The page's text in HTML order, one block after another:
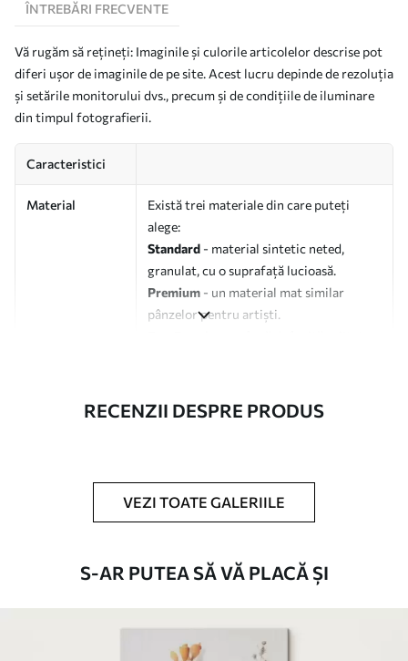
ÎNTREBĂRI FRECVENTE
Vă rugăm să rețineți: Imaginile și culorile articolelor descrise pot
diferi ușor de imaginile de pe site. Acest lucru depinde de rezoluția
și setările monitorului dvs., precum și de condițiile de iluminare
din timpul fotografierii.
Caracteristici
Material
Există trei materiale din care puteți
alege:
Standard - material sintetic neted,
granulat, cu o suprafață lucioasă.
Premium - un material mat similar
pânzelor pentru artiști.
Puteți adăuga un strat de lac.
Standard
RECENZII DESPRE PRODUS
VEZI TOATE GALERIILE
S-AR PUTEA SĂ VĂ PLACĂ ȘI